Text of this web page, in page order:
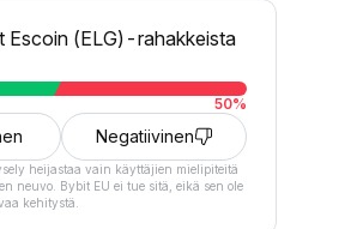
Escoin (ELG)-rahakkeista
50%
Negatiivinen
heijastaa vain käyttäjien mielipiteitä
neuvo. Bybit EU ei tue sitä, eikä sen ole
kehitystä.